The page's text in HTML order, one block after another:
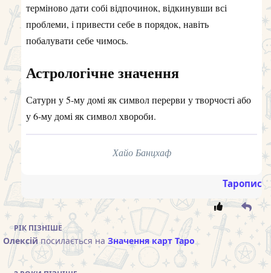
терміново дати собі відпочинок, відкинувши всі
проблеми, і привести себе в порядок, навіть
побалувати себе чимось.
Астрологічне значення
Сатурн у 5-му домі як символ перерви у творчості або
у 6-му домі як символ хвороби.
Хайо Банцхаф
Таропис
РІК ПІЗНІШЕ
Олексійпосилається на Значення карт Таро